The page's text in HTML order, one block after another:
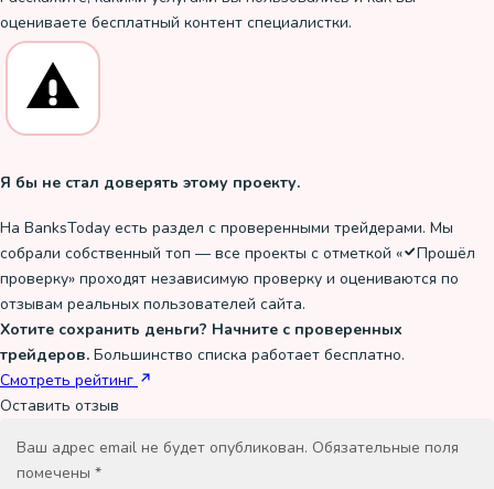
оцениваете бесплатный контент специалистки.
Я бы не стал доверять этому проекту.
На BanksToday есть раздел с проверенными трейдерами. Мы
собрали собственный топ — все проекты с отметкой «
Прошёл
проверку» проходят независимую проверку и оцениваются по
отзывам реальных пользователей сайта.
Хотите сохранить деньги? Начните с проверенных
трейдеров. Большинство списка работает бесплатно.
Смотреть рейтинг
Оставить отзыв
Ваш адрес email не будет опубликован. Обязательные поля
помечены *